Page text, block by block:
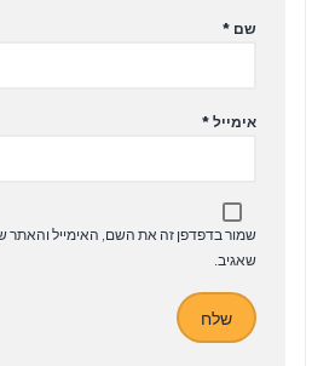
שם *
אימייל *
שמור בדפדפן זה את השם, האימייל והאתר
שאגיב.